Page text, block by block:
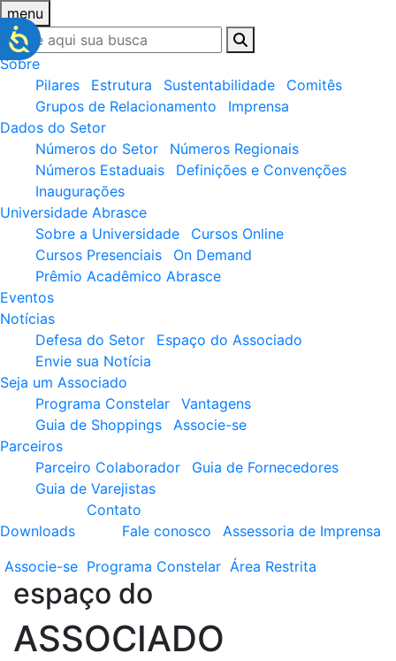
menu
Sobre
Pilares
Estrutura Sustentabilidade
Comitês
Grupos de Relacionamento
Imprensa
Dados do Setor
Números do Setor
Números Regionais
Números Estaduais
Definições e Convenções
Inaugurações
Universidade Abrasce
Sobre a Universidade
Cursos Online
Cursos Presenciais
On Demand
Prêmio Acadêmico Abrasce
Eventos
Notícias
Defesa do Setor
Espaço do Associado
Envie sua Notícia
Seja um Associado
Programa Constelar
Vantagens
Guia de Shoppings
Associe-se
Parceiros
Parceiro Colaborador
Guia de Fornecedores
Guia de Varejistas
Downloads
Contato
Fale conosco
Assessoria de Imprensa
Associe-se Programa Constelar Área Restrita
espaço do
ASSOCIADO